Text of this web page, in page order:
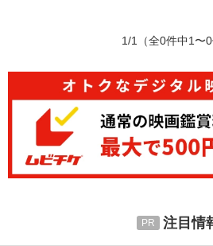
1/1 （全0件中1〜0
注目情